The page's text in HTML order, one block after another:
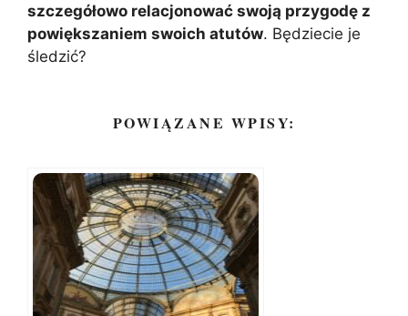
szczegółowo relacjonować swoją przygodę z
powiększaniem swoich atutów. Będziecie je
śledzić?
POWIĄZANE WPISY: